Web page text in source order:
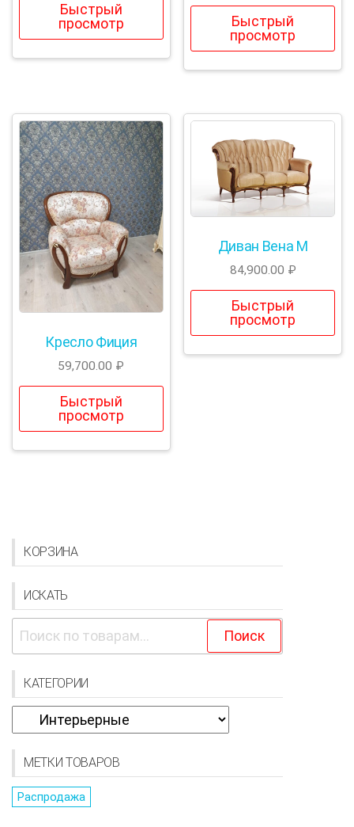
Быстрый
просмотр
Быстрый
просмотр
Кресло Фиция
59,700.00 ₽
Быстрый
просмотр
Диван Вена М
84,900.00 ₽
Быстрый
просмотр
КОРЗИНА
ИСКАТЬ
Искать: Поиск
КАТЕГОРИИ
МЕТКИ ТОВАРОВ
Распродажа